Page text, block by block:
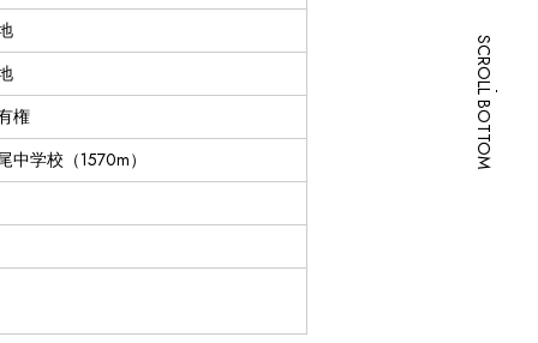
権
中学校（1570m）
SCROLL BOTTOM